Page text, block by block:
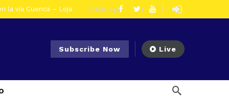
la vía Cuenca – Loja 2 días ago
detenida 3 días ago
por presunto tráfico de droga 6 días ago
el Fenómeno El Niño
Subscribe Now Live